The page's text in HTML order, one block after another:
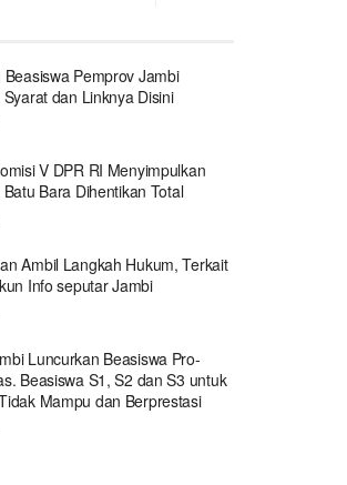
Pemprov Jambi
dan Linknya Disini
V DPR RI Menyimpulkan
Bara Dihentikan Total
Ambil Langkah Hukum, Terkait
Info seputar Jambi
Luncurkan Beasiswa Pro-
Beasiswa S1, S2 dan S3 untuk
Mampu dan Berprestasi